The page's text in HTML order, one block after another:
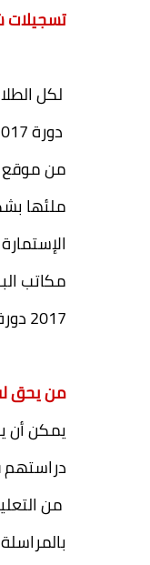
تسجيلات
لكل
من موقع
ملئها
2017 دورة 2017.
من يحق
يمكن أن